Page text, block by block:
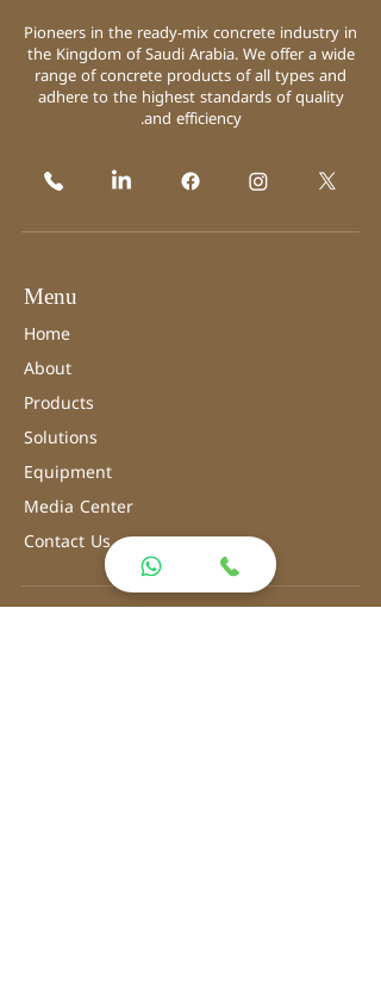
Pioneers in the ready-mix concrete industry in
the Kingdom of Saudi Arabia. We offer a wide
range of concrete products of all types and
adhere to the highest standards of quality
and efficiency.
Menu
Home
About
Products
Solutions
Equipment
Media Center
Contact Us